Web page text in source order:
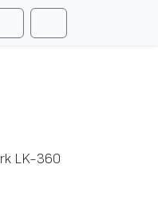
AccountCart